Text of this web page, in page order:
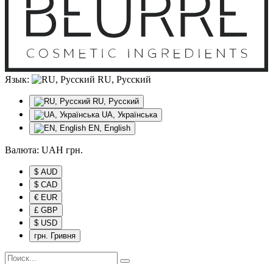
Язык: RU, Русский
RU, Русский
UA, Українська
EN, English
Валюта: UAH грн.
$ AUD
$ CAD
€ EUR
£ GBP
$ USD
грн. Гривня